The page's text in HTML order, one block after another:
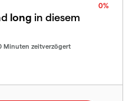
0%
long in diesem
Minuten zeitverzögert